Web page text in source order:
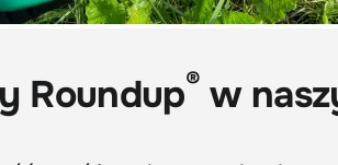
Roundup® w